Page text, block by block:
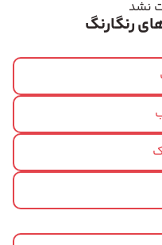
نشد
رنگارنگ